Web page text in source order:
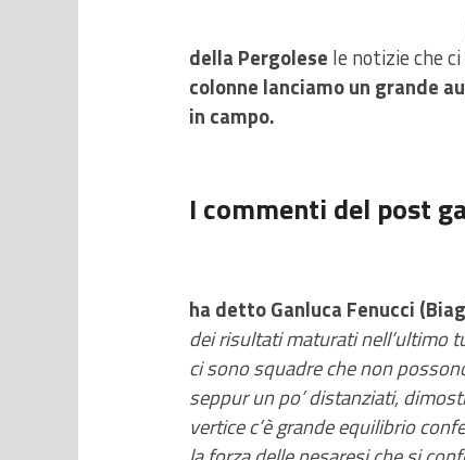
della Pergolese le notizie che
colonne lanciamo un grande
in campo.
I commenti del post
ha detto Ganluca Fenucci
dei risultati maturati nell’ultimo
ci sono squadre che non
seppur un po’ distanziati,
vertice c’è grande equilibrio